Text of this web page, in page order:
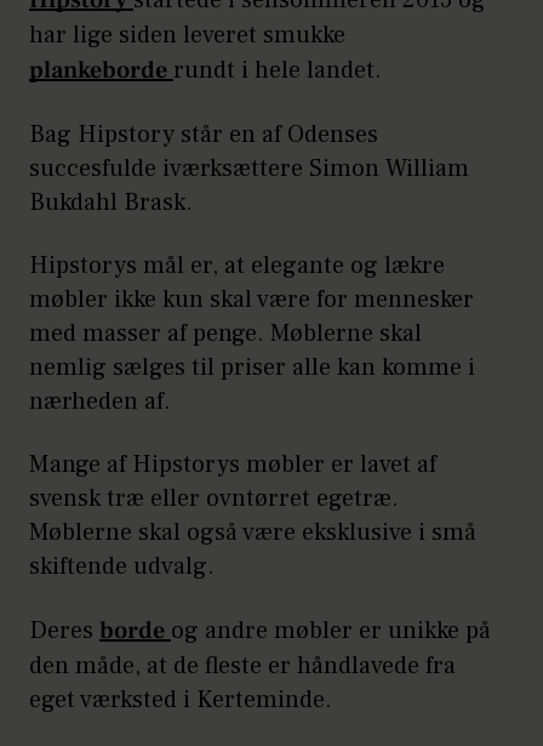
har lige siden leveret smukke
plankeborderundt i hele landet.
Bag Hipstory står en af Odenses
succesfulde iværksættere Simon William
Bukdahl Brask.
Hipstorys mål er, at elegante og lækre
møbler ikke kun skal være for mennesker
med masser af penge. Møblerne skal
nemlig sælges til priser alle kan komme i
nærheden af.
Mange af Hipstorys møbler er lavet af
svensk træ eller ovntørret egetræ.
Møblerne skal også være eksklusive i små
skiftende udvalg.
Deres bordeog andre møbler er unikke på
den måde, at de fleste er håndlavede fra
eget værksted i Kerteminde.